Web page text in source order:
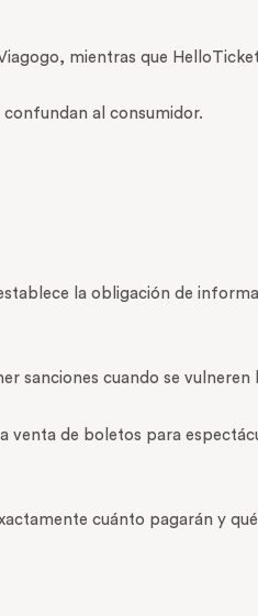
mientras que
al consumidor.
la obligación de
sanciones cuando se vulneren
de boletos para
cuánto pagarán y